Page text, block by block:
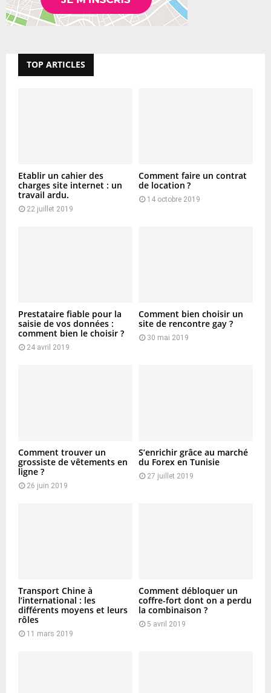
TOP ARTICLES
Etablir un cahier des
charges site internet : un
travail ardu.
22 juillet 2019
Comment faire un contrat
de location ?
14 octobre 2019
Prestataire fiable pour la
saisie de vos données :
comment bien le choisir ?
24 avril 2019
Comment bien choisir un
site de rencontre gay ?
30 mai 2019
Comment trouver un
grossiste de vêtements en
ligne ?
26 juin 2019
S’enrichir grâce au marché
du Forex en Tunisie
27 juillet 2019
Transport Chine à
l’international : les
différents moyens et leurs
rôles
11 mars 2019
Comment débloquer un
coffre-fort dont on a perdu
la combinaison ?
5 avril 2019